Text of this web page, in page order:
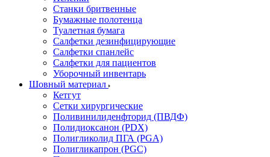
Станки бритвенные
Бумажные полотенца
Туалетная бумага
Салфетки дезинфицирующие
Салфетки спанлейс
Салфетки для пациентов
Уборочный инвентарь
Шовный материал
Кетгут
Сетки хирургические
Поливинилиденфторид (ПВДФ)
Полидиоксанон (PDX)
Полигликолид ПГА (PGA)
Полигликапрон (PGC)